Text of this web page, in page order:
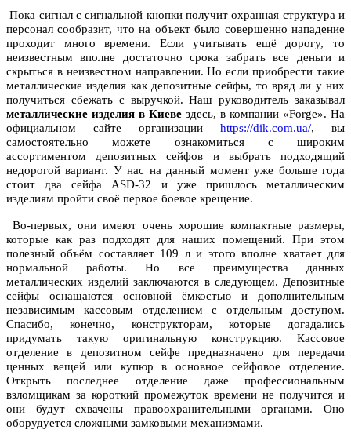
Пока сигнал с сигнальной кнопки получит охранная структура и
персонал сообразит, что на объект было совершенно нападение
проходит много времени. Если учитывать ещё дорогу, то
неизвестным вполне достаточно срока забрать все деньги и
скрыться в неизвестном направлении. Но если приобрести такие
металлические изделия как депозитные сейфы, то вряд ли у них
получиться сбежать с выручкой. Наш руководитель заказывал
металлические изделия в Киеве здесь, в компании «Forge». На
официальном сайте организации https://dik.com.ua/, вы
самостоятельно можете ознакомиться с широким
ассортиментом депозитных сейфов и выбрать подходящий
недорогой вариант. У нас на данный момент уже больше года
стоит два сейфа ASD-32 и уже пришлось металлическим
изделиям пройти своё первое боевое крещение.
Во-первых, они имеют очень хорошие компактные размеры,
которые как раз подходят для наших помещений. При этом
полезный объём составляет 109 л и этого вполне хватает для
нормальной работы. Но все преимущества данных
металлических изделий заключаются в следующем. Депозитные
сейфы оснащаются основной ёмкостью и дополнительным
независимым кассовым отделением с отдельным доступом.
Спасибо, конечно, конструкторам, которые догадались
придумать такую оригинальную конструкцию. Кассовое
отделение в депозитном сейфе предназначено для передачи
ценных вещей или купюр в основное сейфовое отделение.
Открыть последнее отделение даже профессиональным
взломщикам за короткий промежуток времени не получится и
они будут схвачены правоохранительными органами. Оно
оборудуется сложными замковыми механизмами.